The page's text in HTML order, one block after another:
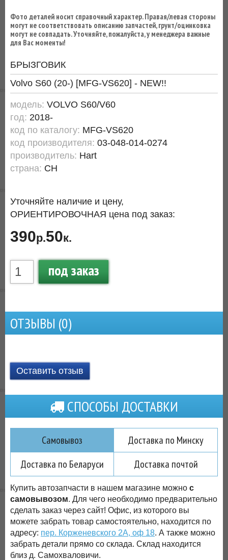
Фото деталей носит справочный характер. Правая/левая стороны
могут не соответствовать описанию запчастей, грунт/оцинковка
могут не совпадать. Уточняйте, пожалуйста, у менеджера важные
для Вас моменты!
БРЫЗГОВИК
Volvo S60 (20-) [MFG-VS620] - NEW!!
модель: VOLVO S60/V60
год: 2018-
код по каталогу: MFG-VS620
код производителя: 03-048-014-0274
производитель: Hart
страна: CH
Уточняйте наличие и цену,
ОРИЕНТИРОВОЧНАЯ цена под заказ:
390р.50к.
под заказ
ОТЗЫВЫ (0)
Оставить отзыв
СПОСОБЫ ДОСТАВКИ
Самовывоз
Доставка по Минску
Доставка по Беларуси
Доставка почтой
Купить автозапчасти в нашем магазине можно с
самовывозом. Для чего необходимо предварительно
сделать заказ через сайт! Офис, из которого вы
можете забрать товар самостоятельно, находится по
адресу: пер. Корженевского 2А, оф 18. А также можно
забрать детали прямо со склада. Склад находится
близ д. Самохваловичи.